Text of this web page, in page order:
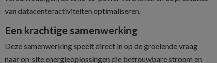
van datacenteractiviteiten optimaliseren.
Een krachtige samenwerking
Deze samenwerking speelt direct in op de groeiende vraag
naar on-site energieoplossingen die betrouwbare stroom en